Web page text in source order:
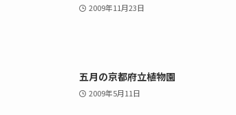
2009年11月23日
五月の京都府立植物園
2009年5月11日